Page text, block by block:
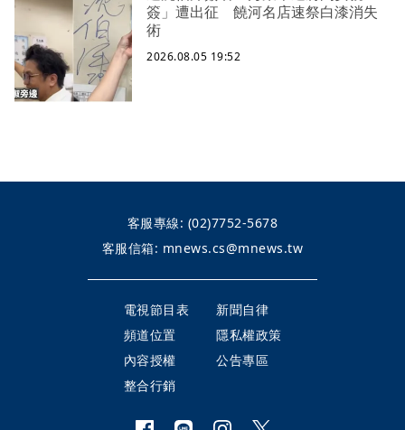
簽」遭出征 饒河名店速祭白漆消失
術
2026.08.05 19:52
客服專線: (02)7752-5678
客服信箱: mnews.cs@mnews.tw
電視節目表
新聞自律
頻道位置
隱私權政策
內容授權
公告專區
整合行銷